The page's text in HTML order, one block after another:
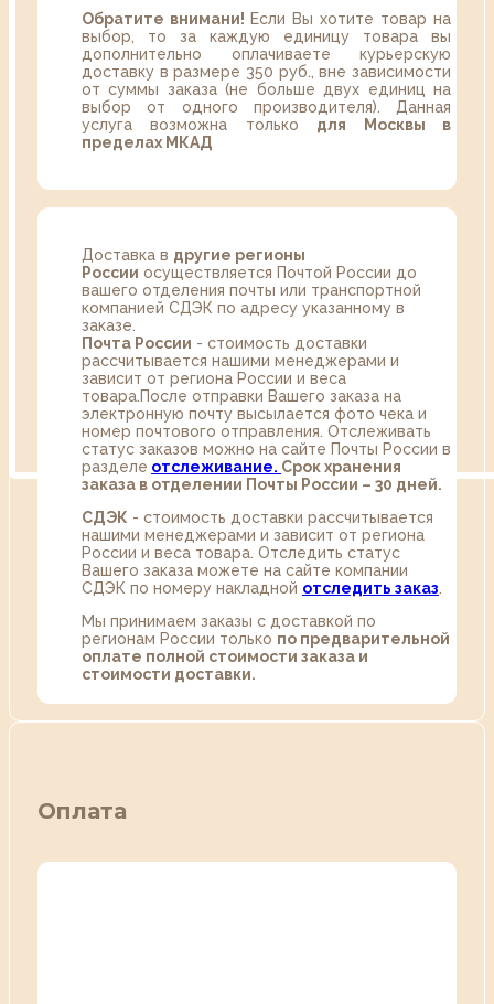
Обратите внимани! Если Вы хотите товар на
выбор, то за каждую единицу товара вы
дополнительно оплачиваете курьерскую
доставку в размере 350 руб., вне зависимости
от суммы заказа (не больше двух единиц на
выбор от одного производителя). Данная
услуга возможна только для Москвы в
пределах МКАД
Доставка в другие регионы
России осуществляется Почтой России до
вашего отделения почты или транспортной
компанией СДЭК по адресу указанному в
заказе.
Почта России - стоимость доставки
рассчитывается нашими менеджерами и
зависит от региона России и веса
товара.После отправки Вашего заказа на
электронную почту высылается фото чека и
номер почтового отправления. Отслеживать
статус заказов можно на сайте Почты России в
разделе oтслеживание. Срок хранения
заказа в отделении Почты России – 30 дней.
СДЭК - стоимость доставки рассчитывается
нашими менеджерами и зависит от региона
России и веса товара. Отследить статус
Вашего заказа можете на сайте компании
СДЭК по номеру накладной отследить заказ
Мы принимаем заказы с доставкой по
регионам России только по предварительной
оплате полной стоимости заказа и
стоимости доставки.
Оплата